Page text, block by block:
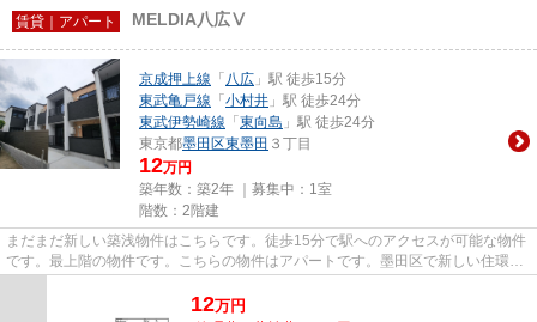
賃貸｜アパート MELDIA八広Ⅴ
京成押上線 「 八広 」駅 徒歩15分
東武亀戸線 「 小村井 」駅 徒歩24分
東武伊勢崎線 「 東向島 」駅 徒歩24分
東京都墨田区東墨田 ３丁目
12万円
築年数：築2年 ｜募集中： 1室
階数：2階建
まだまだ新しい築浅物件はこちらです。徒歩15分で駅へのアクセスが可能な物件
です。最上階の物件です。こちらの物件はアパートです。墨田区で新しい住環境
12万円